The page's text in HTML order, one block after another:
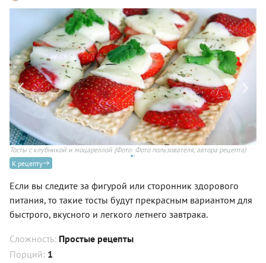
Тосты с клубникой и моцареллой (Фото: Фото пользователя, автора рецепта)
К рецепту
Если вы следите за фигурой или сторонник здорового
питания, то такие тосты будут прекрасным вариантом для
быстрого, вкусного и легкого летнего завтрака.
Сложность: Простые рецепты
Порций: 1